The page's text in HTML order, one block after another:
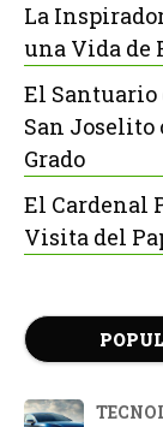
La
una Vida de
El Santuario
San
Grado
El Cardenal
Visita del